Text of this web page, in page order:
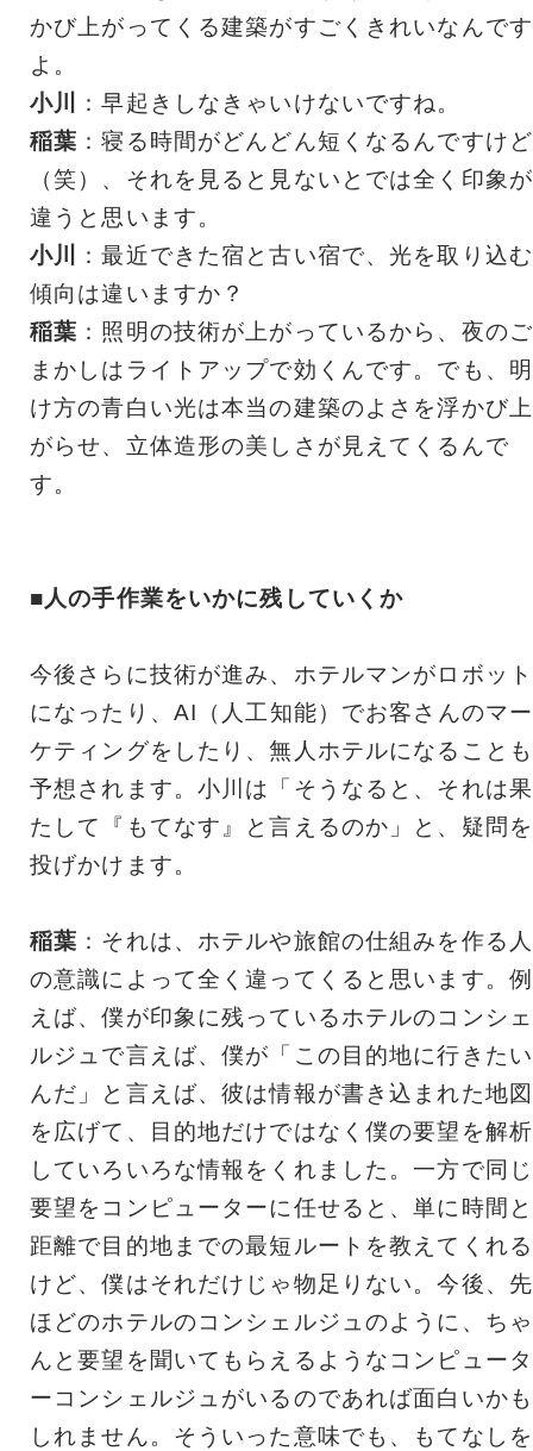
かび上がってくる建築がすごくきれいなんです
よ。
小川
：早起きしなきゃいけないですね。
稲葉 ：寝る時間がどんどん短くなるんですけど
（笑）、それを見ると見ないとでは全く印象が
違うと思います。
小川
：最近できた宿と古い宿で、光を取り込む
傾向は違いますか？
稲葉 ：照明の技術が上がっているから、夜のご
まかしはライトアップで効くんです。でも、明
け方の青白い光は本当の建築のよさを浮かび上
がらせ、立体造形の美しさが見えてくるんで
す。
■人の手作業をいかに残していくか
今後さらに技術が進み、ホテルマンがロボット
になったり、AI（人工知能）でお客さんのマー
ケティングをしたり、無人ホテルになることも
予想されます。小川は「そうなると、それは果
たして『もてなす』と言えるのか」と、疑問を
投げかけます。
稲葉 ：それは、ホテルや旅館の仕組みを作る人
の意識によって全く違ってくると思います。例
えば、僕が印象に残っているホテルのコンシェ
ルジュで言えば、僕が「この目的地に行きたい
んだ」と言えば、彼は情報が書き込まれた地図
を広げて、目的地だけではなく僕の要望を解析
していろいろな情報をくれました。一方で同じ
要望をコンピューターに任せると、単に時間と
距離で目的地までの最短ルートを教えてくれる
けど、僕はそれだけじゃ物足りない。今後、先
ほどのホテルのコンシェルジュのように、ちゃ
んと要望を聞いてもらえるようなコンピュータ
ーコンシェルジュがいるのであれば面白いかも
しれません。そういった意味でも、もてなしを